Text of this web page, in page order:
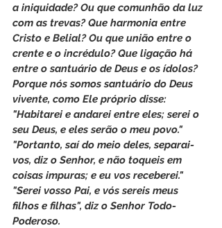
a iniquidade? Ou que comunhão da luz
com as trevas? Que harmonia entre
Cristo e Belial? Ou que união entre o
crente e o incrédulo? Que ligação há
entre o santuário de Deus e os ídolos?
Porque nós somos santuário do Deus
vivente, como Ele próprio disse:
"Habitarei e andarei entre eles; serei o
seu Deus, e eles serão o meu povo."
"Portanto, saí do meio deles, separai-
vos, diz o Senhor, e não toqueis em
coisas impuras; e eu vos receberei."
"Serei vosso Pai, e vós sereis meus
filhos e filhas", diz o Senhor Todo-
Poderoso.